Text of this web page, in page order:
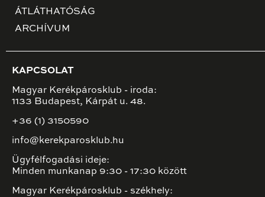
ÁTLÁTHATÓSÁG
ARCHÍVUM
KAPCSOLAT
Magyar Kerékpárosklub - iroda:
1133 Budapest, Kárpát u. 48.
+36 (1) 3150590
info@kerekparosklub.hu
Ügyfélfogadási ideje:
Minden munkanap 9:30 - 17:30 között
Magyar Kerékpárosklub - székhely: